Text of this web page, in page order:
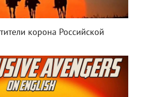
корона Российской